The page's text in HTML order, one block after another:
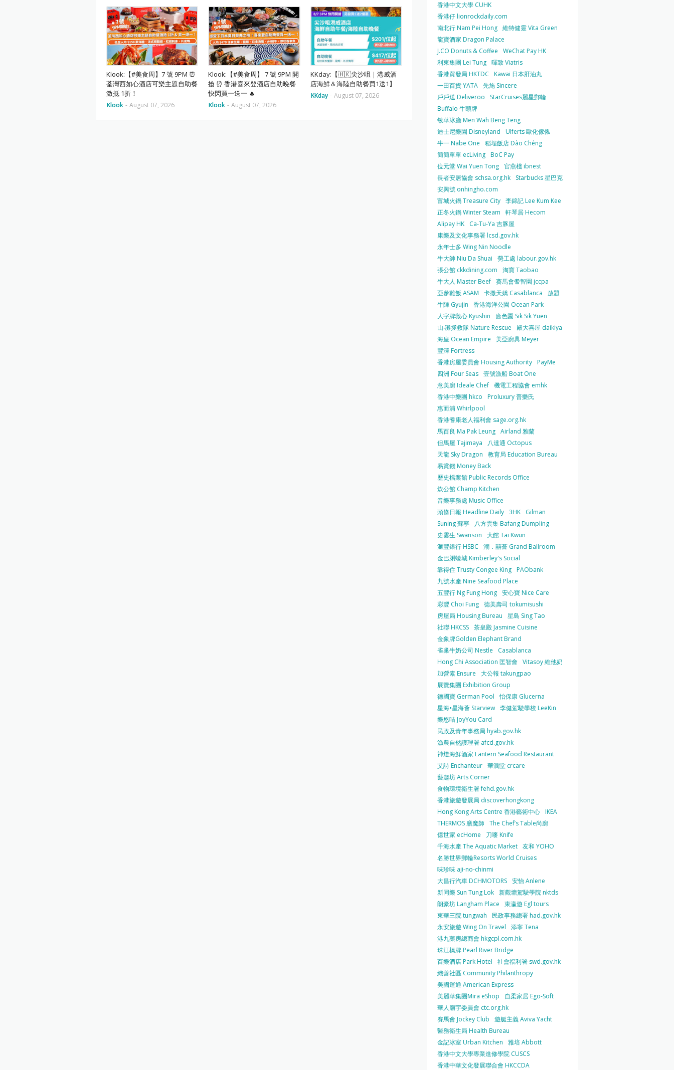
Klook:【#美食周】7 號 9PM ⏰
荃灣西如心酒店可樂主題自助餐
激抵 1折！
Klook - August 07, 2026
Klook:【#美食周】 7 號 9PM 開
搶 ⏰ 香港喜來登酒店自助晚餐
快閃買一送一 🔥
Klook - August 07, 2026
KKday:【🇭🇰尖沙咀｜港威酒
店海鮮＆海陸自助餐買1送1】
KKday - August 07, 2026
香港中文大學 CUHK
香港仔 lionrockdaily.com
南北行 Nam Pei Hong 維特健靈 Vita Green
龍寶酒家 Dragon Palace
J.CO Donuts & Coffee
WeChat Pay HK
利東集團 Lei Tung 暉致 Viatris
香港貿發局 HKTDC
Kawai 日本肝油丸
一田百貨 YATA 先施 Sincere
戶戶送 Deliveroo
StarCruises麗星郵輪
Buffalo 牛頭牌
敏華冰廳 Men Wah Beng Teng
迪士尼樂園 Disneyland
Ulferts 歐化傢俬
牛一 Nabe One
稻埕飯店 Dào Chéng
簡簡單單 ecLiving BoC Pay
位元堂 Wai Yuen Tong 官燕棧 ibnest
長者安居協會 schsa.org.hk
Starbucks 星巴克
安興號 onhingho.com
富城火鍋 Treasure City 李錦記 Lee Kum Kee
正冬火鍋 Winter Steam
軒琴居 Hecom
Alipay HK
Ca-Tu-Ya 吉豚屋
康樂及文化事務署 lcsd.gov.hk
永年士多 Wing Nin Noodle
牛大帥 Niu Da Shuai
勞工處 labour.gov.hk
張公館 ckkdining.com
淘寶 Taobao
牛大人 Master Beef 賽馬會耆智園 jccpa
亞參雞飯 ASAM
卡撒天嬌 Casablanca
放題
牛陣 Gyujin
香港海洋公園 Ocean Park
人字牌救心 Kyushin
嗇色園 Sik Sik Yuen
山‧灘拯救隊 Nature Rescue
殿大喜屋 daikiya
海皇 Ocean Empire
美亞廚具 Meyer
豐澤 Fortress
香港房屋委員會 Housing Authority PayMe
四洲 Four Seas 壹號漁船 Boat One
意美廚 Ideale Chef 機電工程協會 emhk
香港中樂團 hkco
Proluxury 普樂氏
惠而浦 Whirlpool
香港耆康老人福利會 sage.org.hk
馬百良 Ma Pak Leung Airland 雅蘭
但馬屋 Tajimaya
八達通 Octopus
天龍 Sky Dragon
教育局 Education Bureau
易賞錢 Money Back
歷史檔案館 Public Records Office
炊公館 Champ Kitchen
音樂事務處 Music Office
頭條日報 Headline Daily 3HK
Gilman
Suning 蘇寧
八方雲集 Bafang Dumpling
史雲生 Swanson
大館 Tai Kwun
滙豐銀行 HSBC
潮．囍薈 Grand Ballroom
金巴脷蠔城 Kimberley's Social
靠得住 Trusty Congee King PAObank
九號水產 Nine Seafood Place
五豐行 Ng Fung Hong 安心寶 Nice Care
彩豐 Choi Fung 德美壽司 tokumisushi
房屋局 Housing Bureau
星島 Sing Tao
社聯 HKCSS 茶皇殿 Jasmine Cuisine
金象牌Golden Elephant Brand
雀巢牛奶公司 Nestle
Casablanca
Hong Chi Association 匡智會
Vitasoy 維他奶
加營素 Ensure
大公報 takungpao
展覽集團 Exhibition Group
德國寶 German Pool
怡保康 Glucerna
星海•星海薈 Starview 李健駕駛學校 LeeKin
樂悠咭 JoyYou Card
民政及青年事務局 hyab.gov.hk
漁農自然護理署 afcd.gov.hk
神燈海鮮酒家 Lantern Seafood Restaurant
艾詩 Enchanteur 華潤堂 crcare
藝趣坊 Arts Corner
食物環境衛生署 fehd.gov.hk
香港旅遊發展局 discoverhongkong
Hong Kong Arts Centre 香港藝術中心 IKEA
THERMOS 膳魔師 The Chef’s Table尚廚
億世家 ecHome
刀嘜 Knife
千海水產 The Aquatic Market 友和 YOHO
名勝世界郵輪Resorts World Cruises
味珍味 aji-no-chinmi
大昌行汽車 DCHMOTORS 安怡 Anlene
新同樂 Sun Tung Lok 新觀塘駕駛學院 nktds
朗豪坊 Langham Place
東瀛遊 Egl tours
東華三院 tungwah
民政事務總署 had.gov.hk
永安旅遊 Wing On Travel
添寧 Tena
港九藥房總商會 hkgcpl.com.hk
珠江橋牌 Pearl River Bridge
百樂酒店 Park Hotel
社會福利署 swd.gov.hk
織善社區 Community Philanthropy
美國運通 American Express
美麗華集團Mira eShop
自柔家居 Ego-Soft
華人廟宇委員會 ctc.org.hk
賽馬會 Jockey Club
遊艇主義 Aviva Yacht
醫務衛生局 Health Bureau
金記冰室 Urban Kitchen
雅培 Abbott
香港中文大學專業進修學院 CUSCS
香港中華文化發展聯合會 HKCCDA